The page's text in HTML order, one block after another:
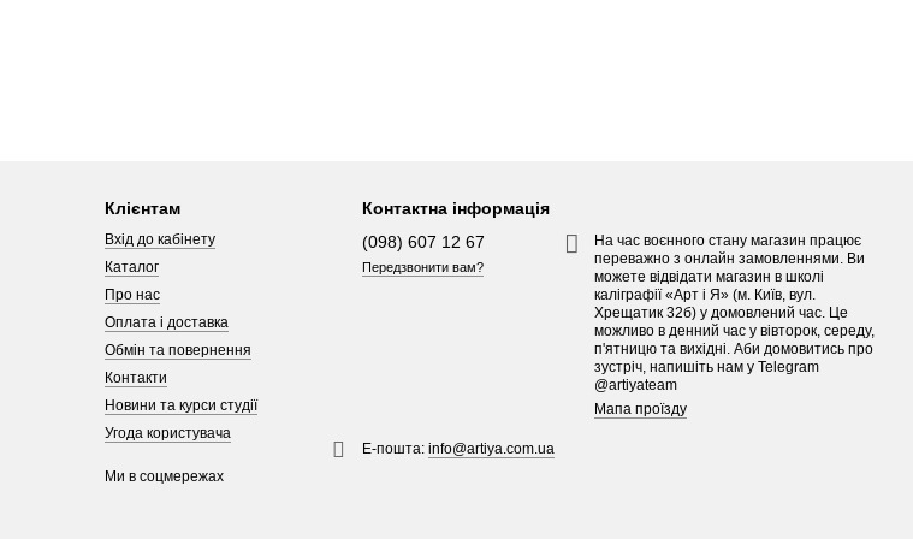
Клієнтам
Вхід до кабінету
Каталог
Про нас
Оплата і доставка
Обмін та повернення
Контакти
Новини та курси студії
Угода користувача
Ми в соцмережах
Контактна інформація
(098) 607 12 67
Передзвонити вам?
На час воєнного стану магазин працює
переважно з онлайн замовленнями. Ви
можете відвідати магазин в школі
каліграфії «Арт і Я» (м. Київ, вул.
Хрещатик 32б) у домовлений час. Це
можливо в денний час у вівторок, середу,
п'ятницю та вихідні. Аби домовитись про
зустріч, напишіть нам у Telegram
@artiyateam
Мапа проїзду
Е-пошта:info@artiya.com.ua